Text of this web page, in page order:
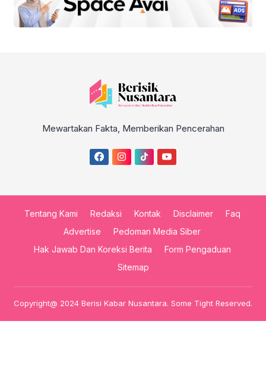
Mewartakan Fakta, Memberikan Pencerahan
Tentang Kami Redaksi Kontak Disclaimer
Faq
Advertise
Pedoman Media Siber
Hak Jawab Dan Koreksi Berita
Form Pengaduan
Sitemap
Copyright@ 2024 Berisi Kabar Nusantara. Some Tight Reserved.